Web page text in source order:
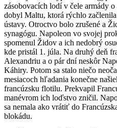
zásobovacích lodí v čele armády
dobyl Maltu, ktorá rýchlo
ústavy. Otroctvo bolo zrušené a
synagógu. Napoleon vo svojej
spomenul Židov a ich nedobrý
kde pristál 1. júla. Na druhý deň
Alexandriu a o pár dní neskôr
Káhiry. Potom sa stalo niečo
mesiacoch hľadania konečne
francúzsku flotilu. Prekvapil
manévrom ich loďstvo zničil.
sa nemala ako vrátiť do
blokádu.